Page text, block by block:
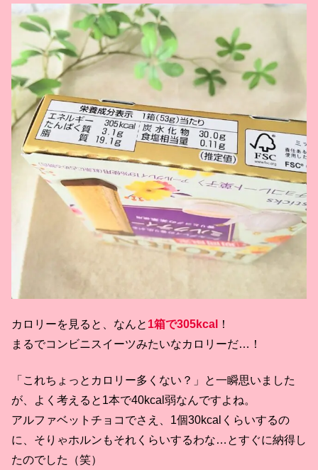
カロリーを見ると、なんと 1箱で305kcal
！
まるでコンビニスイーツみたいなカロリーだ…！
「これちょっとカロリー多くない？」と一瞬思いました
が、よく考えると1本で40kcal弱なんですよね。
アルファベットチョコでさえ、1個30kcalくらいするの
に、そりゃホルンもそれくらいするわな…とすぐに納得し
たのでした（笑）